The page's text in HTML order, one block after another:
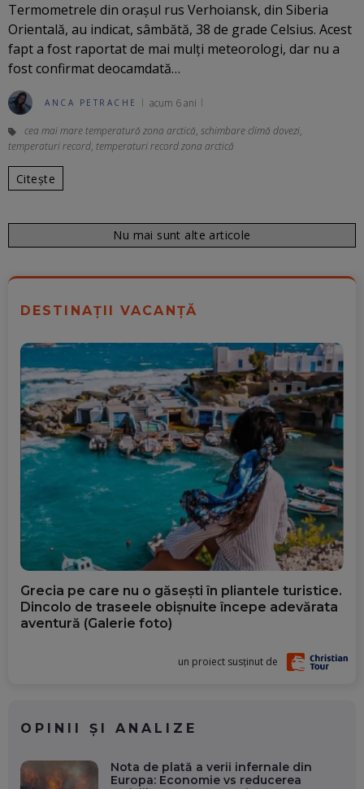
Termometrele din oraşul rus Verhoiansk, din Siberia
Orientală, au indicat, sâmbătă, 38 de grade Celsius. Acest
fapt a fost raportat de mai mulți meteorologi, dar nu a
fost confirmat deocamdată…
ANCA PETRACHE acum 6 ani
cea mai mare temperatură zona arctică, schimbare climă dovezi,
temperaturi record, temperaturi record zona arctică
Citește
Nu mai sunt alte articole
DESTINAȚII VACANȚĂ
Grecia pe care nu o găsești în pliantele turistice.
Dincolo de traseele obișnuite începe adevărata
aventură (Galerie foto)
un proiect susținut de
OPINII ȘI ANALIZE
Nota de plată a verii infernale din
Europa: Economie vs reducerea